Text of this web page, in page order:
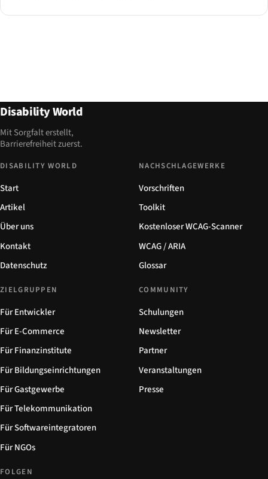
Disability World
Mit Sorgfalt erstellt,
Barrierefreiheit zuerst.
DISABILITY WORLD
Start
Artikel
Über uns
Kontakt
Datenschutz
NACHSCHLAGEWERKE
Vorschriften
Toolkit
Kostenloser WCAG-Scanner
WCAG / ARIA
Glossar
ZIELGRUPPEN
Für Entwickler
Für E-Commerce
Für Finanzinstitute
Für Bildungseinrichtungen
Für Gastgewerbe
Für Telekommunikation
Für Softwareintegratoren
Für NGOs
COMMUNITY
Schulungen
Newsletter
Partner
Veranstaltungen
Presse
FOLGEN